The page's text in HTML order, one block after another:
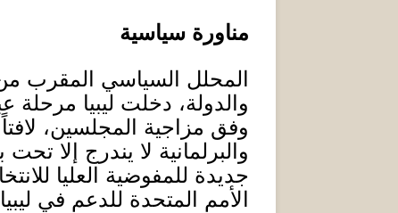
مناورة سياسية
المحلل السياسي المقرب
والدولة، دخلت ليبيا مرحلة
وفق مزاجية المجلسين،
والبرلمانية لا يندرج إلا
جديدة للمفوضية العليا
الأمم المتحدة للدعم في ليبيا